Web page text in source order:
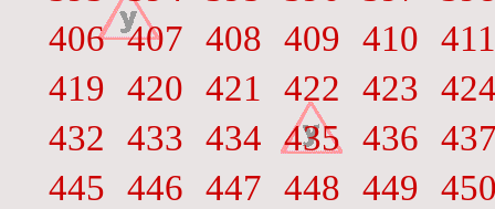
406 407 408 409 410 411
419 420 421 422 423
432
433 434 435 436
445 446 447 448 449